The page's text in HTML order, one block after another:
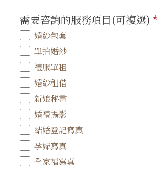
需要咨詢的服務項目(可複選)*
婚紗包套
單拍婚紗
禮服單租
婚紗租借
新娘秘書
婚禮攝影
結婚登記寫真
孕婦寫真
全家福寫真